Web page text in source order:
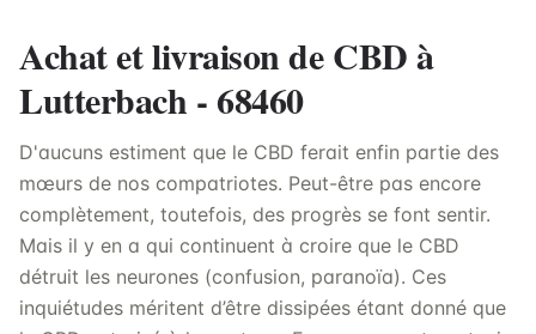
Achat et livraison de CBD à
Lutterbach - 68460
D'aucuns estiment que le CBD ferait enfin partie des
mœurs de nos compatriotes. Peut-être pas encore
complètement, toutefois, des progrès se font sentir.
Mais il y en a qui continuent à croire que le CBD
détruit les neurones (confusion, paranoïa). Ces
inquiétudes méritent d’être dissipées étant donné que